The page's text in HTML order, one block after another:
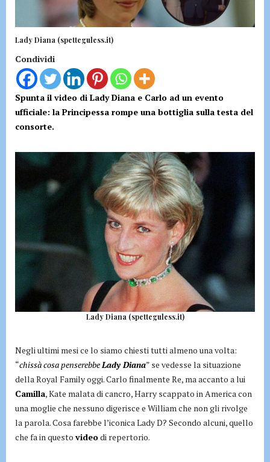
Lady Diana (spetteguless.it)
Condividi
Spunta il video di Lady Diana e Carlo ad un evento
ufficiale: la Principessa rompe una bottiglia sulla testa del
consorte.
Lady Diana (spetteguless.it)
Negli ultimi mesi ce lo siamo chiesti tutti almeno una volta:
“chissà cosa penserebbeLady Diana” se vedesse la situazione
della Royal Family oggi. Carlo finalmente Re, ma accanto a lui
Camilla, Kate malata di cancro, Harry scappato in America con
una moglie che nessuno digerisce e William che non gli rivolge
la parola. Cosa farebbe l’iconica Lady D? Secondo alcuni, quello
che fa in questo videodi repertorio.